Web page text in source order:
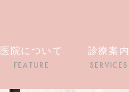
医院について
FEATURE
診療案内
SERVICES